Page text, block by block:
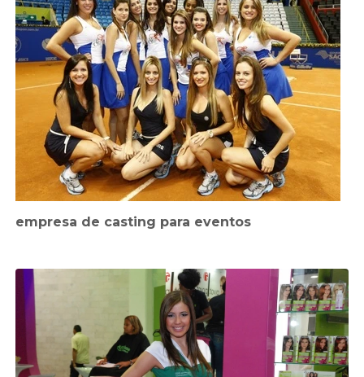
empresa de casting para eventos